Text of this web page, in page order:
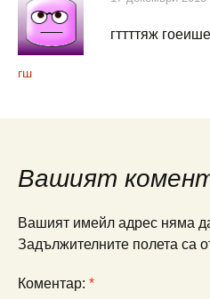
гш
гттттяж
Вашият
Вашият имейл адрес няма
Задължителните полета са
Коментар: *